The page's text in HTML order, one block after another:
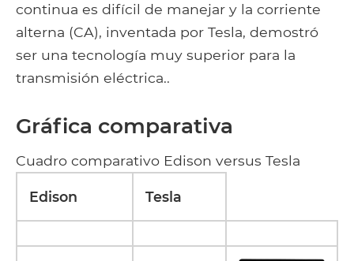
continua es difícil de manejar y la corriente
alterna (CA), inventada por Tesla, demostró
ser una tecnología muy superior para la
transmisión eléctrica..
Gráfica comparativa
Cuadro comparativo Edison versus Tesla
Edison Tesla